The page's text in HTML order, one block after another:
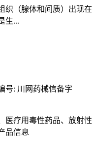
（腺体和间质）出现在
生...
号: 川网药械信备字
医疗用毒性药品、放射性
品信息